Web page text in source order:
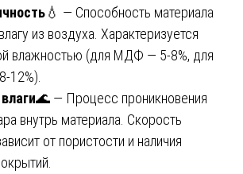
💧 — Способность материала
из воздуха. Характеризуется
влажностью (для МДФ — 5-8%, для
12%).
🌊 — Процесс проникновения
внутрь материала. Скорость
от пористости и наличия